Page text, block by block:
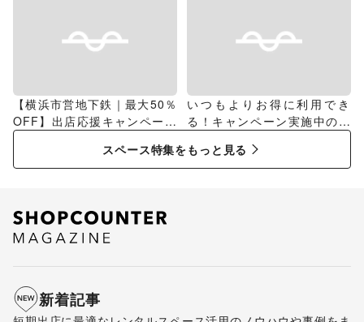
【横浜市営地下鉄｜最大50％
OFF】出店応援キャンペーン
特集
いつもよりお得に利用でき
る！キャンペーン実施中のス
スペース特集をもっと見る
新着記事